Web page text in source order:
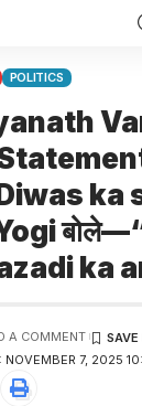
POLITICS
ka
ka
NOVEMBER 7, 2025
A COMMENT